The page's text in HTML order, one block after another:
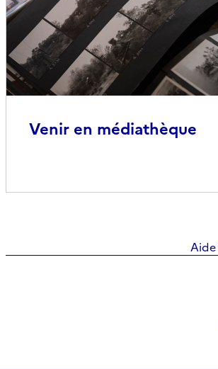
Venir en médiathèque